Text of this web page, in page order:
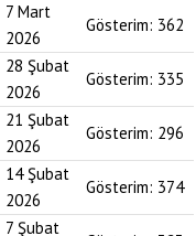
7 Mart
2026
Gösterim: 362
28 Şubat
2026
Gösterim: 335
21 Şubat
2026
Gösterim: 296
14 Şubat
2026
Gösterim: 374
7 Şubat